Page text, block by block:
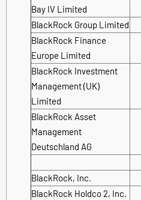
Bay IV Limited
BlackRock Group Limited
BlackRock Finance
Europe Limited
BlackRock Investment
Management (UK)
Limited
BlackRock Asset
Management
Deutschland AG
BlackRock, Inc.
BlackRock Holdco 2, Inc.